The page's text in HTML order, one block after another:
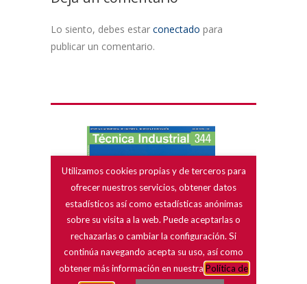
Lo siento, debes estar conectado para
publicar un comentario.